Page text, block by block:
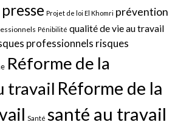
presse Projet de loi El Khomri prévention
Pénibilité qualité de vie au travail
professionnels risques
Réforme de la
travail Réforme de la
Santé santé au travail